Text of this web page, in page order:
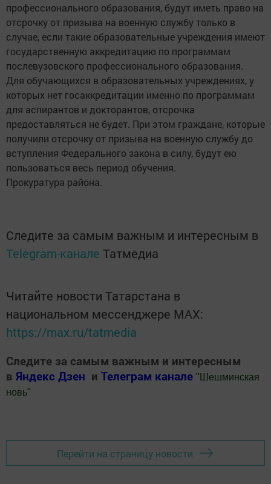
профессионального образования, будут иметь право на
отсрочку от призыва на военную службу только в
случае, если такие образовательные учреждения имеют
государственную аккредитацию по программам
послевузовского профессионального образования.
Для обучающихся в образовательных учреждениях, у
которых нет госаккредитации именно по программам
для аспирантов и докторантов, отсрочка
предоставляться не будет. При этом граждане, которые
получили отсрочку от призыва на военную службу до
вступления Федерального закона в силу, будут ею
пользоваться весь период обучения.
Прокуратура района.
Следите за самым важным и интересным в
Telegram-канале Татмедиа
Читайте новости Татарстана в
национальном мессенджере MАХ:
https://max.ru/tatmedia
Следите за самым важным и интересным
в Яндекс Дзен и Телеграм канале " Шешминская
новь"
Перейти на страницу новости